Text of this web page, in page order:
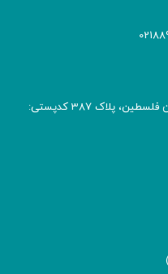
آدرس: پسـتی تهران، خیابان طالقانی، میدان فلسطین، پلاک 387 کدپستی: